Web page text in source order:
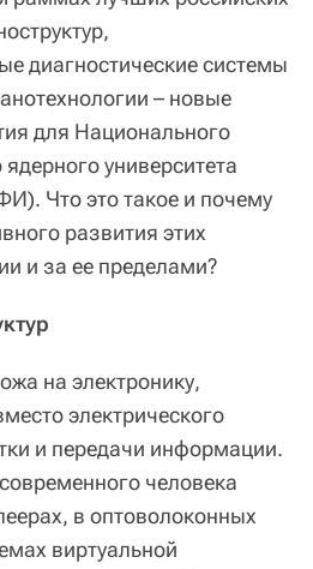
диагностические системы
– новые
для Национального
университета
Что это такое и почему
развития этих
и за ее пределами?
на электронику,
электрического
и передачи информации.
человека
в оптоволоконных
виртуальной